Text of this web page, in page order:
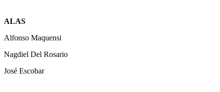
ALAS
Alfonso Maquensi
Nagdiel Del Rosario
José Escobar